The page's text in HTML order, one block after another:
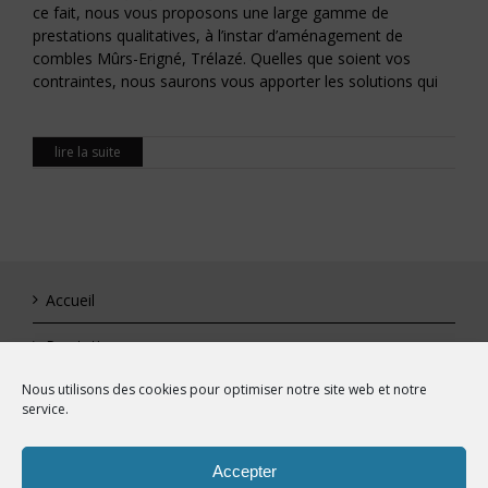
Nous utilisons des cookies pour optimiser notre site web et notre
service.
Accepter
ce fait, nous vous proposons une large gamme de
prestations qualitatives, à l’instar d’aménagement de
combles Mûrs-Erigné, Trélazé. Quelles que soient vos
contraintes, nous saurons vous apporter les solutions qui
lire la suite
Accueil
Prestations
Réalisations
Contact